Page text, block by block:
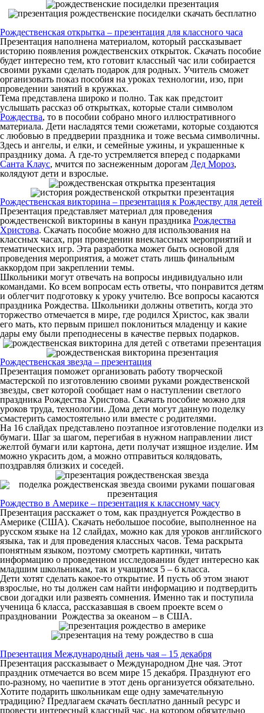
Рождественская открытка – презентация для классного часа
Презентация наполнена материалом, который рассказывает
историю появления рождественских открыток. Скачать пособие
будет интересно тем, кто готовит классный час или собирается
своими руками сделать подарок для родных. Учитель сможет
организовать показ пособия на уроках технологии, изо, при
проведении занятий в кружках.
Тема представлена широко и полно. Так как предстоит
услышать рассказ об открытках, которые стали символом
Рождества, то в пособии собрано много иллюстративного
материала. Дети насладятся теми сюжетами, которые создаются
с любовью в преддверии праздника и тоже весьма символичны.
Здесь и ангелы, и елки, и семейные ужины, и украшенные к
празднику дома. А где-то устремляется вперед с подарками
Санта Клаус, мчится по заснеженным дорогам Дед Мороз,
колядуют дети и взрослые.
Рождественская викторина – презентация к Рождеству для детей
Презентация представляет материал для проведения
рождественской викторины в канун праздника Рождества
Христова. Скачать пособие можно для использования на
классных часах, при проведении внеклассных мероприятий и
тематических игр. Эта разработка может быть основой для
проведения мероприятия, а может стать лишь финальным
аккордом при закреплении темы.
Школьники могут отвечать на вопросы индивидуально или
командами. Ко всем вопросам есть ответы, что понравится детям
и облегчит подготовку к уроку учителю. Все вопросы касаются
праздника Рождества. Школьники должны ответить, когда это
торжество отмечается в мире, где родился Христос, как звали
его мать, кто первым пришел поклониться младенцу и какие
дары ему были преподнесены в качестве первых подарков.
Рождественская звезда – презентация
Презентация поможет организовать работу творческой
мастерской по изготовлению своими руками рождественской
звезды, свет которой сообщает нам о наступлении светлого
праздника Рождества Христова. Скачать пособие можно для
уроков труда, технологии. Дома дети могут данную поделку
смастерить самостоятельно или вместе с родителями.
На 16 слайдах представлено поэтапное изготовление поделки из
бумаги. Шаг за шагом, перегибая в нужном направлении лист
желтой бумаги или картона, дети получат изящное изделие. Им
можно украсить дом, а можно отправиться колядовать,
поздравляя близких и соседей.
Рождество в Америке – презентация к классному часу
Презентация расскажет о том, как празднуется Рождество в
Америке (США). Скачать небольшое пособие, выполненное на
русском языке на 12 слайдах, можно как для уроков английского
языка, так и для проведения классных часов. Тема раскрыта
понятным языком, поэтому смотреть картинки, читать
информацию о проведенном исследовании будет интересно как
младшим школьникам, так и учащимся 5 – 6 класса.
Дети хотят сделать какое-то открытие. И пусть об этом знают
взрослые, но ты должен сам найти информацию и подтвердить
свои догадки или развеять сомнения. Именно так и поступила
ученица 6 класса, рассказавшая в своем проекте всем о
праздновании Рождества за океаном – в США.
Презентация Международный день чая – 15 декабря
Презентация рассказывает о Международном Дне чая. Этот
праздник отмечается во всем мире 15 декабря. Празднуют его
по-разному, но чаепитие в этот день организуется обязательно.
Хотите подарить школьникам еще одну замечательную
традицию? Предлагаем скачать бесплатно данный ресурс и
провести интересный классный час, на котором обязательно